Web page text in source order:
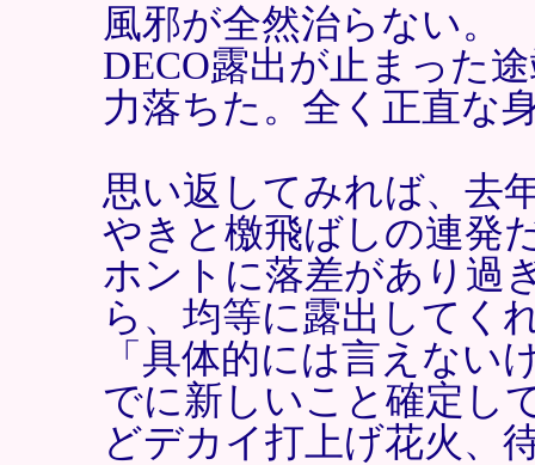
風邪が全然治らない。
DECO露出が止まった
力落ちた。全く正直な
思い返してみれば、去
やきと檄飛ばしの連発
ホントに落差があり
ら、均等に露出してく
「具体的には言えない
でに新しいこと確定し
どデカイ打上げ花火、